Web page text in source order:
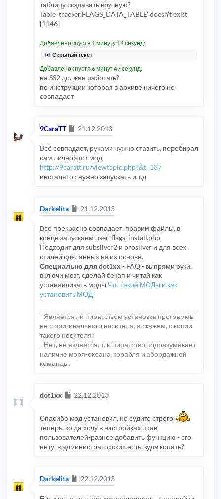
таблицу создавать вручную?
Table 'tracker.FLAGS_DATA_TABLE' doesn't exist
[1146]
Добавлено спустя 1 минуту 14 секунд:
Скрытый текст
Добавлено спустя 6 минут 47 секунд:
на SS2 должен работать?
по инструкции которая в архиве ничего не
совпадает
9CaraTT Сообщение
21.12.2013
Всё совпадает, руками нужно ставить, перебирал
сам лично этот мод
http://9caratt.ru/viewtopic.php?&t=137
инсталятор нужно запускать и.т.д
Darkelita Сообщение
21.12.2013
Все прекрасно совпадает, правим файлы, в
конце запускаем user_flags_install.php
Подходит для subsilver2 и prosilver и для всех
стилей сделанных на их основе.
Специально для dot1xx - FAQ - выпрями руки,
включи мозг, сделай бекап и читай как
устанавливать моды Что такое МОДы и как
установить МОД
- Является ли пиратством установка программы
не с оригинального носителя, а скажем, с копии
такого носителя?
- Нет, не является, т. к. пиратство подразумевает
наличие моря-океана, корабля и абордажной
команды.
dot1xx Сообщение
22.12.2013
Спасибо мод установил, не судите строго
теперь, когда хочу в настройках прав
пользователей-разное добавить функцию - его
нету, в администраторских есть, куда копать?
Darkelita Сообщение
22.12.2013